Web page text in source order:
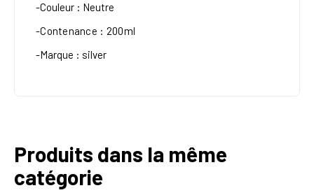
-Couleur : Neutre
-Contenance : 200ml
-Marque : silver
Produits dans la même
catégorie